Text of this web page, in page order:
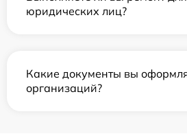
юридических лиц?
Какие документы вы
организаций?